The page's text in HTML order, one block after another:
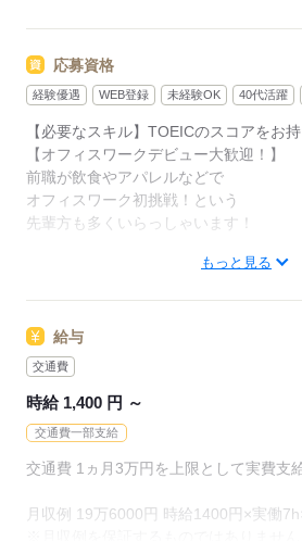
・問合せ対応（学会開催や内容、出欠
・その他、庶務業務
※業務の中で一部英語使用
◎英文メールにて日程調整などイベン
能な方、歓迎！
【直接雇用化後】
・年間休日122日
・昇給制度有
応募資格
経験優遇 WEB登録 未経験OK 40代活躍
【必要なスキル】TOEICのスコアをお
【オフィスワークデビュー大歓迎！】
前職が飲食やアパレルなどで
オフィスワーク初挑戦！という
先輩方も多くいらっしゃいます！
オフィス未経験でもチャレンジできる
サポート体制も整えていますので
安心してご応募ください◎
もっと見る
給与
交通費
時給 1,400 円 ～
交通費一部支給
交通費 1ヵ月3万円を上限として実費支
月収例 19万6000円 時給1400円×実働